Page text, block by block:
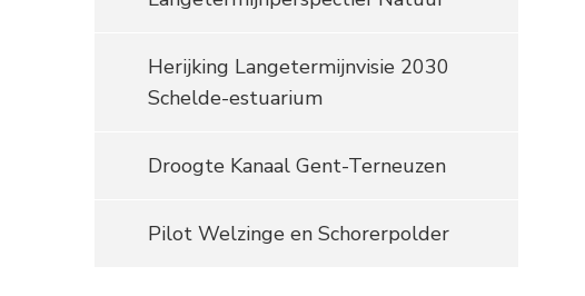
Herijking Langetermijnvisie 2030
Schelde-estuarium
Droogte Kanaal Gent-Terneuzen
Pilot Welzinge en Schorerpolder